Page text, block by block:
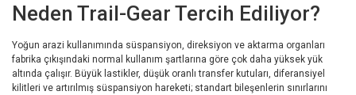
Neden Trail-Gear Tercih Ediliyor?
Yoğun arazi kullanımında süspansiyon, direksiyon ve aktarma organları
fabrika çıkışındaki normal kullanım şartlarına göre çok daha yüksek yük
altında çalışır. Büyük lastikler, düşük oranlı transfer kutuları, diferansiyel
kilitleri ve artırılmış süspansiyon hareketi; standart bileşenlerin sınırlarını